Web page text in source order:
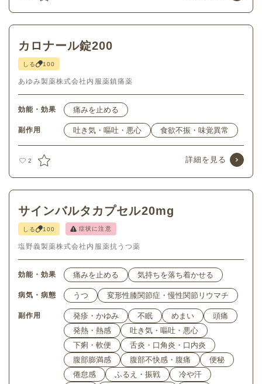
2
カロナール錠200
しる 100
あゆみ製薬株式会社 内服薬鎮痛薬
効能・効果 痛みを止める
副作用 吐き気・嘔吐・悪心 食欲不振・味覚異常
詳細を見る
サインバルタカプセル20mg
しる 100 症状に注意
塩野義製薬株式会社 内服薬抗うつ薬
効能・効果 痛みを止める 気持ちを落ち着かせる
病気・病態 うつ 変形性膝関節症・慢性関節リウマチ
副作用 発疹・かゆみ 不眠 めまい
頭痛
発熱・熱感
吐き気・嘔吐・悪心
下痢・軟便
舌炎・口角炎・口内炎
腹部膨満感
腹部不快感・腹痛
便秘
倦怠感
ふるえ・振戦
冷や汗